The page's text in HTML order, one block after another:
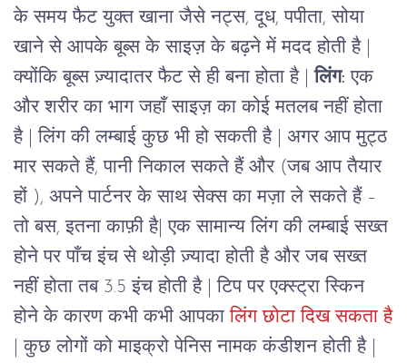
के समय फैट युक्त खाना जैसे नट्स, दूध, पपीता, सोया
खाने से आपके बूब्स के साइज़ के बढ़ने में मदद होती है |
क्योंकि बूब्स ज़्यादातर फैट से ही बना होता है |
लिंग: एक
और शरीर का भाग जहाँ साइज़ का कोई मतलब नहीं होता
है | लिंग की लम्बाई कुछ भी हो सकती है | अगर आपमुट्ठ
मार सकते हैं, पानी निकाल सकते हैं और (जब आप तैयार
हों ), अपने पार्टनर के साथ सेक्स का मज़ा ले सकते हैं –
तो बस, इतना काफ़ी है| एक सामान्य लिंग की लम्बाई सख्त
होने पर पाँच इंच से थोड़ी ज़्यादा होती है और जब सख्त
नहीं होता तब 3.5 इंच होती है | टिप पर एक्स्ट्रा स्किन
होने के कारण कभी कभी आपकालिंग छोटा दिख सकता है
| कुछ लोगों को माइक्रो पेनिस नामक कंडीशन होती है |